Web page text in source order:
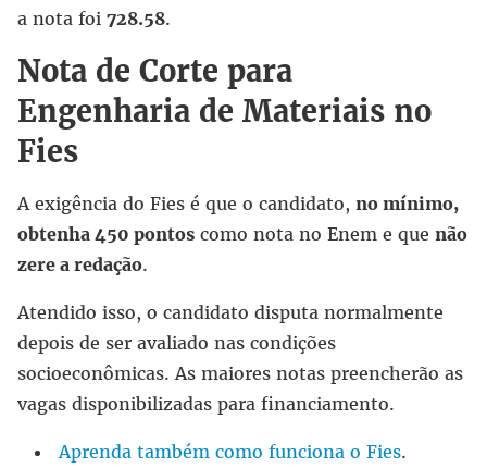
a nota foi 728.58.
Nota de Corte para
Engenharia de Materiais no
Fies
A exigência do Fies é que o candidato, no mínimo,
obtenha 450 pontos como nota no Enem e que não
zere a redação.
Atendido isso, o candidato disputa normalmente
depois de ser avaliado nas condições
socioeconômicas. As maiores notas preencherão as
vagas disponibilizadas para financiamento.
Aprenda também como funciona o Fies.